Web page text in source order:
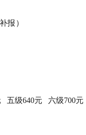
报）
五级640元 六级700元